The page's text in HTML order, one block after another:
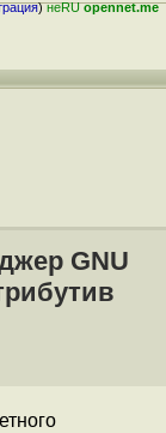
)неRUopennet.me
GNU